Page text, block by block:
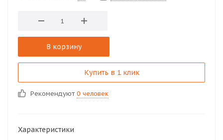
В корзину
Купить в 1 клик
Рекомендуют 0 человек
Характеристики